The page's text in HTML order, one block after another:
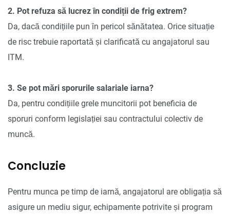
2. Pot refuza să lucrez în condiții de frig extrem?
Da, dacă condițiile pun în pericol sănătatea. Orice situație
de risc trebuie raportată și clarificată cu angajatorul sau
ITM.
3. Se pot mări sporurile salariale iarna?
Da, pentru condițiile grele muncitorii pot beneficia de
sporuri conform legislației sau contractului colectiv de
muncă.
Concluzie
Pentru munca pe timp de iarnă, angajatorul are obligația să
asigure un mediu sigur, echipamente potrivite și program